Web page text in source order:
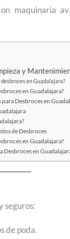
maquinaria
y
en Guadalajara?
en Guadalajara?
Desbroces en
de Desbroces
en Guadalajara?
Desbroces en
seguros:
de poda.